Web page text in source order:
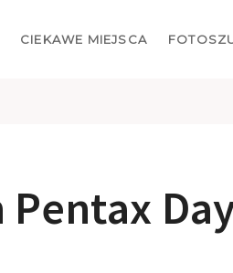
CIEKAWE MIEJSCA